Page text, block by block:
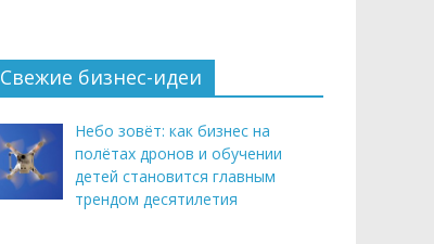
Свежие бизнес-идеи
Небо зовёт: как бизнес на
полётах дронов и обучении
детей становится главным
трендом десятилетия